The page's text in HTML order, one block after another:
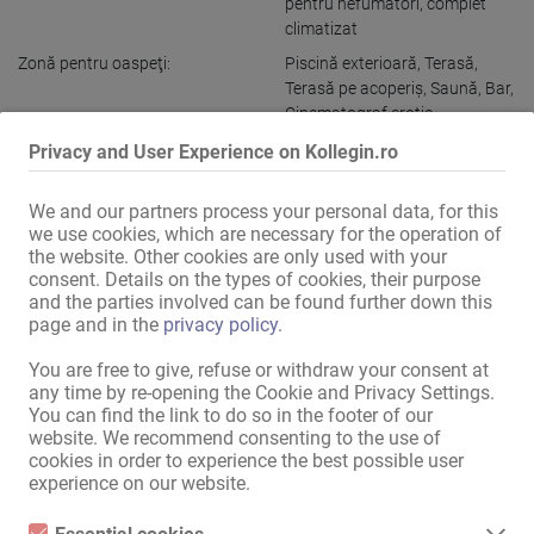
Privacy and User Experience on Kollegin.ro
We and our partners process your personal data, for this
we use cookies, which are necessary for the operation of
the website. Other cookies are only used with your
consent. Details on the types of cookies, their purpose
and the parties involved can be found further down this
page and in the privacy policy.
You are free to give, refuse or withdraw your consent at
any time by re-opening the Cookie and Privacy Settings.
You can find the link to do so in the footer of our
website. We recommend consenting to the use of
cookies in order to experience the best possible user
experience on our website.
climatizat
Zonă pentru oaspeţi:
Piscină exterioară, Terasă,
Terasă pe acoperiş, Saună, Bar,
Cinematograf erotic,
Cameră tematică
doamne:
există,proprii, discret
Locuri de parcare pentru
oaspeţi:
există,discret,proprii
Amplasare:
Afișaţi toate informațiile
CELE MAI BUNE PETRECERI au loc aici!!!!